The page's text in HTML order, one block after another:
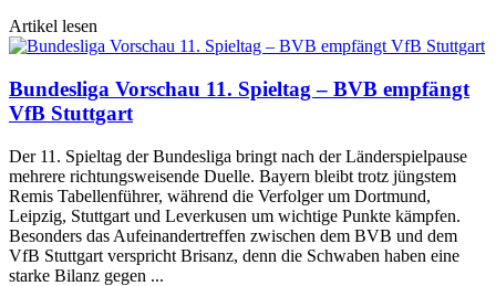
Artikel lesen
Bundesliga Vorschau 11. Spieltag – BVB empfängt
VfB Stuttgart
Der 11. Spieltag der Bundesliga bringt nach der Länderspielpause
mehrere richtungsweisende Duelle. Bayern bleibt trotz jüngstem
Remis Tabellenführer, während die Verfolger um Dortmund,
Leipzig, Stuttgart und Leverkusen um wichtige Punkte kämpfen.
Besonders das Aufeinandertreffen zwischen dem BVB und dem
VfB Stuttgart verspricht Brisanz, denn die Schwaben haben eine
starke Bilanz gegen ...